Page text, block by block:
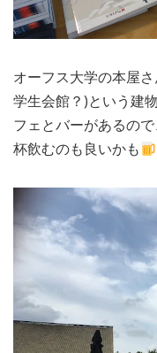
オーフス大学の本屋
学生会館？)という建
フェとバーがあるの
杯飲むのも良いかも